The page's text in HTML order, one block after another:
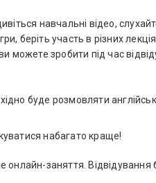
навчальні відео,
беріть участь в різних
можете зробити під час
буде розмовляти
набагато краще!
онлайн-заняття. Відвідування